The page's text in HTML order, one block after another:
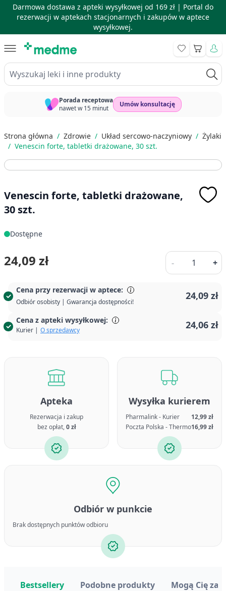
Darmowa dostawa z apteki wysyłkowej od 169 zł | Portal do
rezerwacji w aptekach stacjonarnych i zakupów w aptece
wysyłkowej.
Wyszukaj leki i inne produkty
Koszyk
Porada receptowa
nawet w 15 minut
Umów konsultację
Strona główna / Zdrowie / Układ sercowo-naczyniowy / Żylaki
/ Venescin forte, tabletki drażowane, 30 szt.
Venescin forte, tabletki drażowane,
30 szt.
Dostępne
Cena przy rezerwacji w aptece:
Odbiór osobisty | Gwarancja dostępności!
24,09 zł
Cena z apteki wysyłkowej:
Kurier | O sprzedawcy 24,06 zł
24,09 zł -
Ilość
+
Apteka
Rezerwacja i zakup
bez opłat,0 zł
Wysyłka kurierem
Pharmalink - Kurier
12,99 zł
Poczta Polska - Thermo16,99 zł
Odbiór w punkcie
Brak dostępnych punktów odbioru
Bestsellery Podobne produkty Mogą Cię